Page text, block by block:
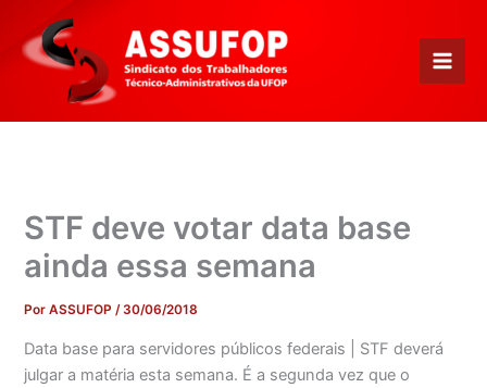
para
conteúdo
STF deve votar data base
ainda essa semana
PorASSUFOP/ 30/06/2018
Data base para servidores públicos federais | STF deverá
julgar a matéria esta semana. É a segunda vez que o